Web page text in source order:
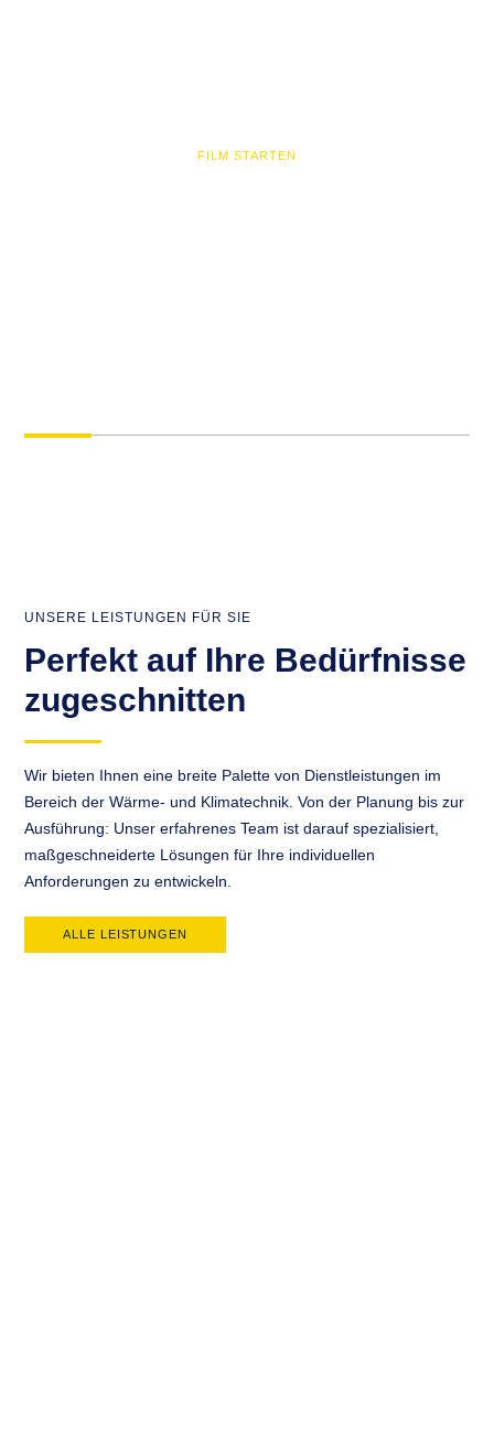
FILM STARTEN
UNSERE LEISTUNGEN FÜR SIE
Perfekt auf Ihre Bedürfnisse
zugeschnitten
Wir bieten Ihnen eine breite Palette von Dienstleistungen im
Bereich der Wärme- und Klimatechnik. Von der Planung bis zur
Ausführung: Unser erfahrenes Team ist darauf spezialisiert,
maßgeschneiderte Lösungen für Ihre individuellen
Anforderungen zu entwickeln.
ALLE LEISTUNGEN